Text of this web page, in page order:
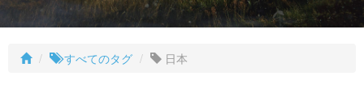
すべてのタグ 日本